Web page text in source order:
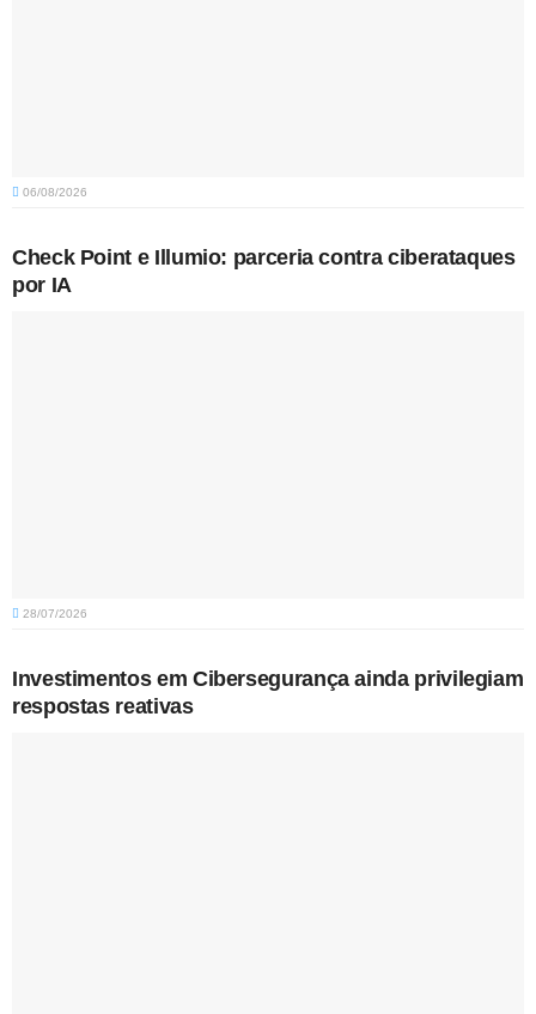
06/08/2026
Check Point e Illumio: parceria contra ciberataques
por IA
28/07/2026
Investimentos em Cibersegurança ainda privilegiam
respostas reativas